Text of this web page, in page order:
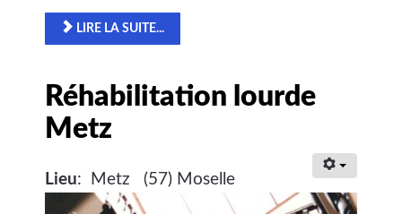
LIRE LA SUITE...
Réhabilitation lourde
Metz
Lieu: Metz (57) Moselle